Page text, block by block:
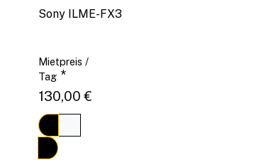
Sony ILME-FX3
Mietpreis /
Tag *
130,00 €